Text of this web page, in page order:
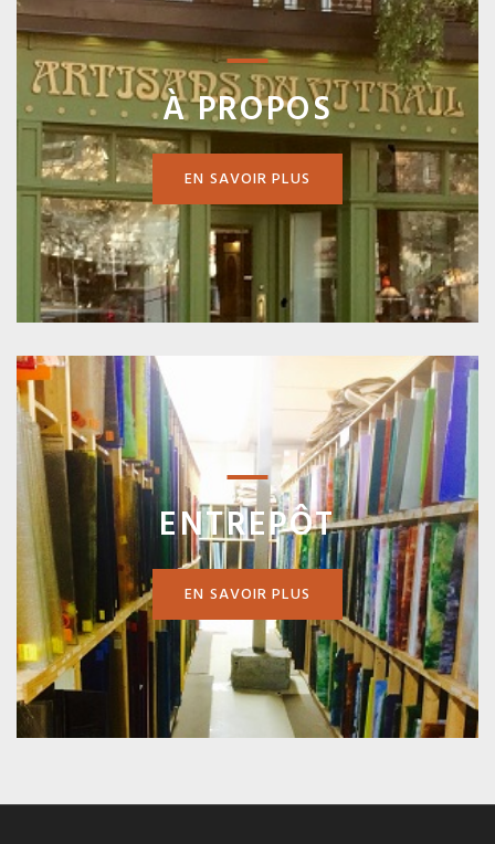
À PROPOS
EN SAVOIR PLUS
ENTREPÔT
EN SAVOIR PLUS